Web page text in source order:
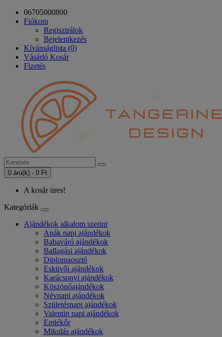
06705000800
Fiókom
Regisztrálok
Bejelentkezés
Kívánságlista (0)
Vásárló Kosár
Fizetés
0 árú(k) - 0 Ft
A kosár üres!
Kategóriák
Ajándékok alkalom szerint
Apák napi ajándékok
Babaváró ajándékok
Ballagási ajándékok
Diplomaosztó
Esküvői ajándékok
Karácsonyi ajándékok
Köszönőajándékok
Névnapi ajándékok
Születésnapi ajándékok
Valentin napi ajándékok
Emlékőr
Mikulás ajándékok